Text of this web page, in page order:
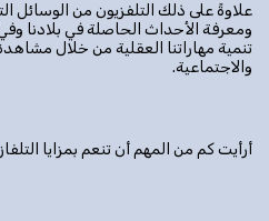
علاوةً على ذلك التلفزيون من الوسائل
ومعرفة الأحداث الحاصلة في بلادنا
تنمية مهاراتنا العقلية من خلال مشاهدة
والاجتماعية.
أرأيت كم من المهم أن تنعم بمزايا